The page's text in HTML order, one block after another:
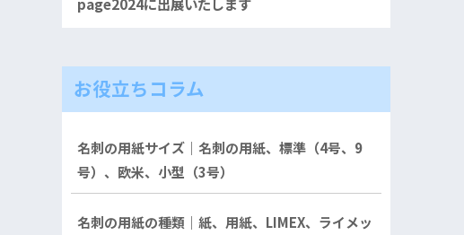
お役立ちコラム
名刺の用紙サイズ｜名刺の用紙、標準（4号、9
号）、欧米、小型（3号）
名刺の用紙の種類｜紙、用紙、LIMEX、ライメッ